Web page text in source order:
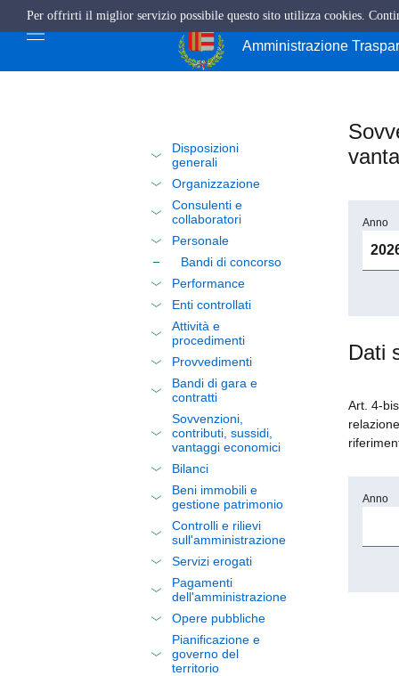
Città di Cava
Amministrazione
Disposizioni
generali
Organizzazione
Consulenti e
collaboratori
Personale
Bandi di concorso
Performance
Enti controllati
Attività e
procedimenti
Provvedimenti
Bandi di gara e
contratti
Sovvenzioni,
contributi, sussidi,
vantaggi economici
Bilanci
Beni immobili e
gestione patrimonio
Controlli e rilievi
sull'amministrazione
Servizi erogati
Pagamenti
dell'amministrazione
Opere pubbliche
Pianificazione e
governo del
territorio
Anno
Dati
Art. 4-
Anno
Per offrirti il miglior servizio possibile questo sito utilizza cookies.